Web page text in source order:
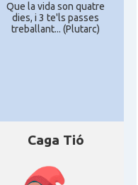
Que la vida son quatre
dies, i 3 te'ls passes
treballant... (Plutarc)
Caga Tió